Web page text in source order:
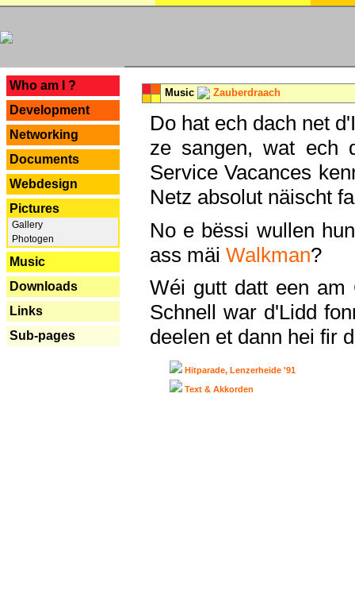
Who am I ?
Development
Networking
Documents
Webdesign
Pictures
Gallery
Photogen
Music
Downloads
Links
Sub-pages
Music Zauberdraach
Do hat ech dach net
ze sangen, wat ech
Service Vacances
Netz absolut näischt
No e bëssi wullen
ass mäi Walkman?
Wéi gutt datt een am
Schnell war d'Lidd
deelen et dann hei fir
Hitparade, Lenzerheide '91
Text & Akkorden